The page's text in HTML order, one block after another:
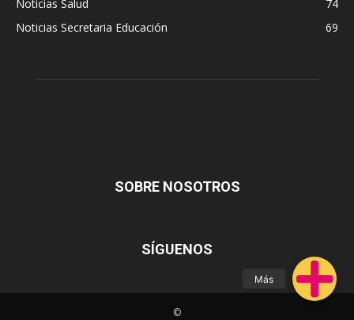
Noticias Salud
74
Noticias Secretaria Educación
69
SOBRE NOSOTROS
SÍGUENOS
©